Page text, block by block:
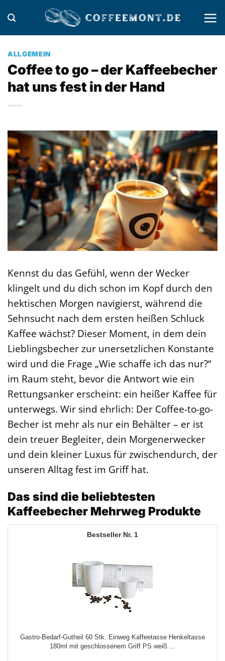
Inhalt
springen
ALLGEMEIN
Coffee to go – der Kaffeebecher
hat uns fest in der Hand
Kennst du das Gefühl, wenn der Wecker
klingelt und du dich schon im Kopf durch den
hektischen Morgen navigierst, während die
Sehnsucht nach dem ersten heißen Schluck
Kaffee wächst? Dieser Moment, in dem dein
Lieblingsbecher zur unersetzlichen Konstante
wird und die Frage „Wie schaffe ich das nur?“
im Raum steht, bevor die Antwort wie ein
Rettungsanker erscheint: ein heißer Kaffee für
unterwegs. Wir sind ehrlich: Der Coffee-to-go-
Becher ist mehr als nur ein Behälter – er ist
dein treuer Begleiter, dein Morgenerwecker
und dein kleiner Luxus für zwischendurch, der
unseren Alltag fest im Griff hat.
Das sind die beliebtesten
Kaffeebecher Mehrweg Produkte
1
Gastro-Bedarf-Gutheil 60 Stk. Einweg Kaffeetasse Henkeltasse
180ml mit geschlossenem Griff PS weiß ...